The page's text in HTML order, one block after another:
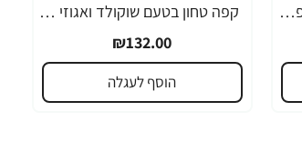
חליטת קמומיל אורגני נטול קפאין 24 שקיקי תה - מבית NOW FOODS
קפה טחון בטעם שוקולד ואגוזי לוז 283 גרם - מבית Death Wish Coffee
₪132.00
הוסף לעגלה